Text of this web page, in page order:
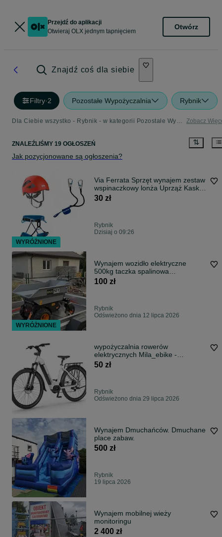
Przejdź do aplikacji
Otwieraj OLX jednym tapnięciem
Otwórz
Znajdź coś dla siebie
Filtry·2 Pozostałe Wypożyczalnia Rybnik
Dla Ciebie wszystko - Rybnik - w kategorii Pozostałe Wypożyczalnia Zobacz
ZNALEŹLIŚMY 19 OGŁOSZEŃ
Jak pozycjonowane są ogłoszenia?
Via Ferrata Sprzęt wynajem zestaw
wspinaczkowy lonża Uprząż Kask 5
SZT
30 zł
Rybnik
Dzisiaj o 09:26
Wynajem wozidło elektryczne
500kg taczka spalinowa
wypożyczalnia
100 zł
Rybnik
Odświeżono dnia 12 lipca 2026
wypożyczalnia rowerów
elektrycznych Mila_ebike -
Gaszowice
50 zł
Rybnik
Odświeżono dnia 29 lipca 2026
Wynajem Dmuchańców. Dmuchane
place zabaw.
500 zł
Rybnik
19 lipca 2026
Wynajem mobilnej wieży
monitoringu
2 400 zł
WYRÓŻNIONE
WYRÓŻNIONE